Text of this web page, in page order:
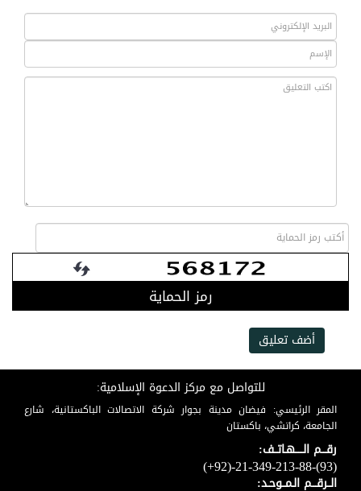
رمز الحماية
أضف تعليق
للتواصل مع مركز الدعوة الإسلامية:
المقر الرئيسي: فيضان مدينة بجوار شركة الاتصالات الباكستانية، شارع
الجامعة، كراتشي، باكستان
رقـــم الـــــهـاتــف:
(+92)-21-349-213-88-(93)
الــرقـــم الـمــوحـد: